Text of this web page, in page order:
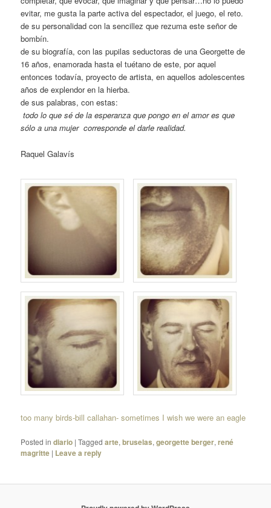
evitar, me gusta la parte activa del espectador, el juego, el reto.
de su personalidad con la sencillez que rezuma este señor de
bombín.
de su biografía, con las pupilas seductoras de una Georgette de
16 años, enamorada hasta el tuétano de este, por aquel
entonces todavía, proyecto de artista, en aquellos adolescentes
años de explendor en la hierba.
de sus palabras, con estas:
todo lo que sé de la esperanza que pongo en el amor es que
sólo a una mujercorresponde el darle realidad.
Raquel Galavís
too many birds-bill callahan- sometimes I wish we were an eagle
Posted in diario |Tagged arte,bruselas,georgette berger,rené
magritte | Leave a reply